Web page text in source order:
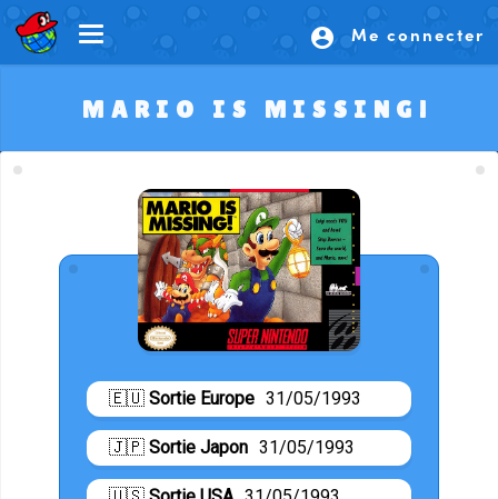
account_circle Me connecter
MARIO IS MISSING!
🇪🇺 Sortie Europe 31/05/1993
🇯🇵 Sortie Japon 31/05/1993